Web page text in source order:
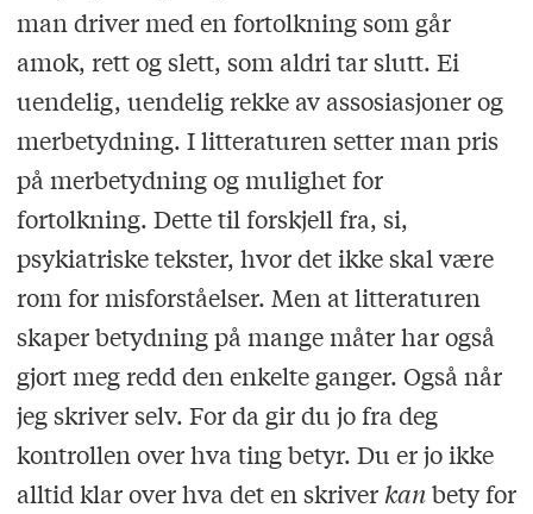
man driver med en fortolkning som går
amok, rett og slett, som aldri tar slutt. Ei
uendelig, uendelig rekke av assosiasjoner og
merbetydning. I litteraturen setter man pris
på merbetydning og mulighet for
fortolkning. Dette til forskjell fra, si,
psykiatriske tekster, hvor det ikke skal være
rom for misforståelser. Men at litteraturen
skaper betydning på mange måter har også
gjort meg redd den enkelte ganger. Også når
jeg skriver selv. For da gir du jo fra deg
kontrollen over hva ting betyr. Du er jo ikke
alltid klar over hva det en skriver kanbety for